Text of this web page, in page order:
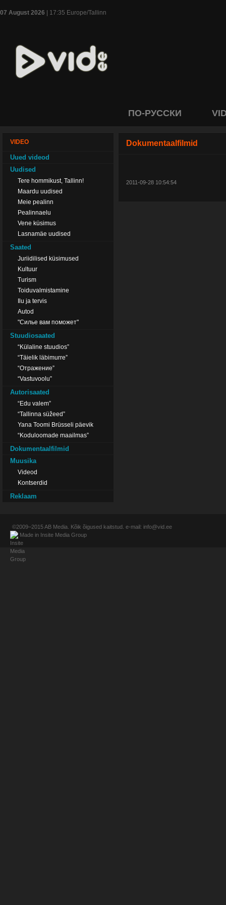
07 August 2026 | 17:35 Europe/Tallinn
ПО-РУССКИ
VIDEO
Uued videod
Uudised
Tere hommikust, Tallinn!
Maardu uudised
Meie pealinn
Pealinnaelu
Vene küsimus
Lasnamäe uudised
Saated
Juriidilised küsimused
Kultuur
Turism
Toiduvalmistamine
Ilu ja tervis
Autod
"Силье вам поможет"
Stuudiosaated
“Külaline stuudios”
“Täielik läbimurre”
“Отражение”
“Vastuvoolu”
Autorisaated
“Edu valem”
“Tallinna süžeed”
Yana Toomi Brüsseli päevik
“Koduloomade maailmas”
Dokumentaalfilmid
Muusika
Videod
Kontserdid
Reklaam
Dokumentaalfilmid
2011-09-28 10:54:54
©2009–2015AB Media . Kõik õigused kaitstud. e-mail: info@vid.ee
Made in Insite Media Group